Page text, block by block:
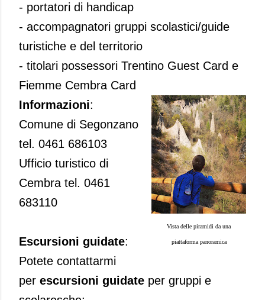
- portatori di handicap
- accompagnatori gruppi scolastici/guide
turistiche e del territorio
- titolari possessori Trentino Guest Card e
Fiemme Cembra Card
Informazioni:
Vista delle piramidi da una
piattaforma panoramica
Comune di Segonzano
tel. 0461 686103
Ufficio turistico di
Cembra tel. 0461
683110
Escursioni guidate:
Potete contattarmi
per escursioni guidate per gruppi e